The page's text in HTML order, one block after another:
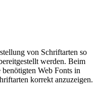
von Schriftarten so
werden. Beim
Web Fonts in
korrekt anzuzeigen.